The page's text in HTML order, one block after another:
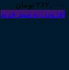
۲۶۲,۰۰۰ تومان
افزودن به سبد خرید